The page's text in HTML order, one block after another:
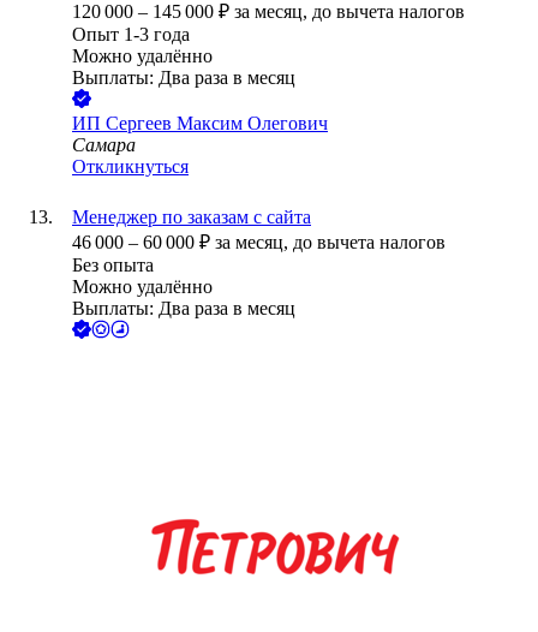
120 000 – 145 000 ₽ за месяц, до вычета налогов
Опыт 1-3 года
Можно удалённо
Выплаты: Два раза в месяц
ИП Сергеев Максим Олегович
Самара
Откликнуться
Менеджер по заказам с сайта
46 000 – 60 000 ₽ за месяц, до вычета налогов
Без опыта
Можно удалённо
Выплаты: Два раза в месяц